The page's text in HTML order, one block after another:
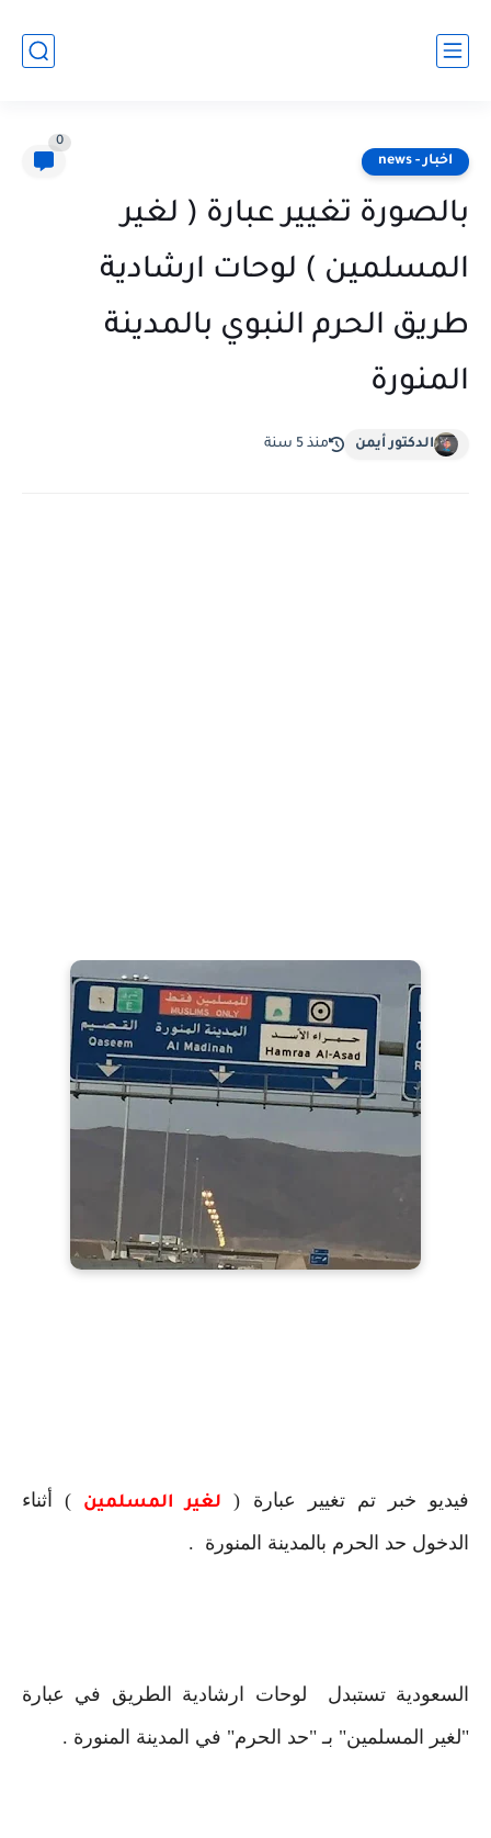
اخبار - news
0
بالصورة تغيير عبارة ( لغير
المسلمين ) لوحات ارشادية
طريق الحرم النبوي بالمدينة
المنورة
الدكتور أيمن منذ 5 سنة
فيديو خبر تم تغيير عبارة ( لغير المسلمين ) أثناء
الدخول حد الحرم بالمدينة المنورة .
السعودية تستبدل لوحات ارشادية الطريق في عبارة
"لغير المسلمين" بـ "حد الحرم" في المدينة المنورة .